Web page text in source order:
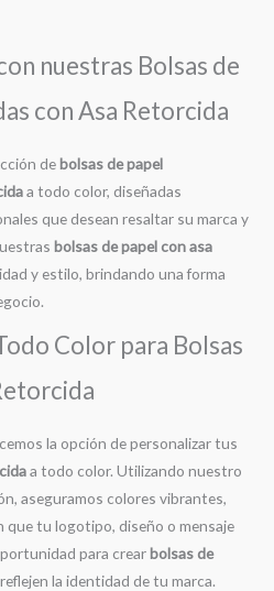
nuestras Bolsas de
con Asa Retorcida
debolsas de papel
a todo color, diseñadas
que desean resaltar su marca y
bolsas de papel con asa
y estilo, brindando una forma
Color para Bolsas
la opción de personalizar tus
a todo color. Utilizando nuestro
aseguramos colores vibrantes,
tu logotipo, diseño o mensaje
para crear bolsas de
la identidad de tu marca.